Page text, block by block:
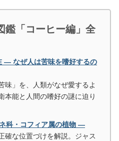
鑑「コーヒー編」全
― なぜ人は苦味を嗜好するの
味」を、人類がなぜ愛するよ
本能と人間の嗜好の謎に迫り
科・コフィア属の植物 ―
確な位置づけを解説。ジャス